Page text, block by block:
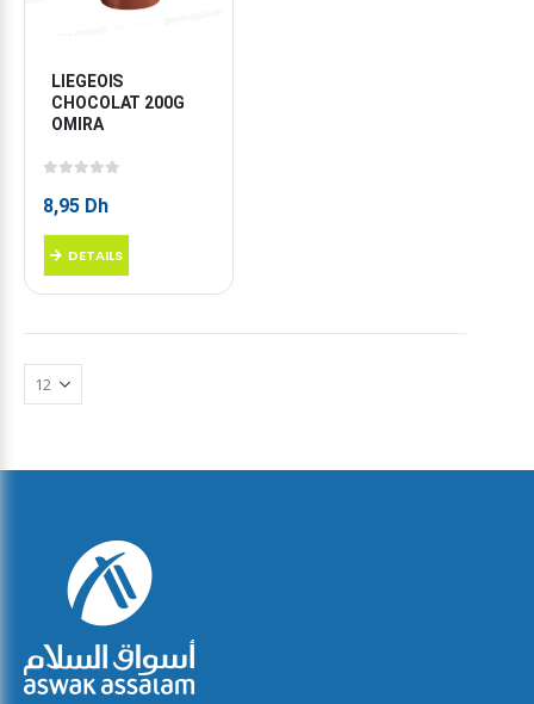
LIEGEOIS
CHOCOLAT 200G
OMIRA
8,95 Dh
DETAILS